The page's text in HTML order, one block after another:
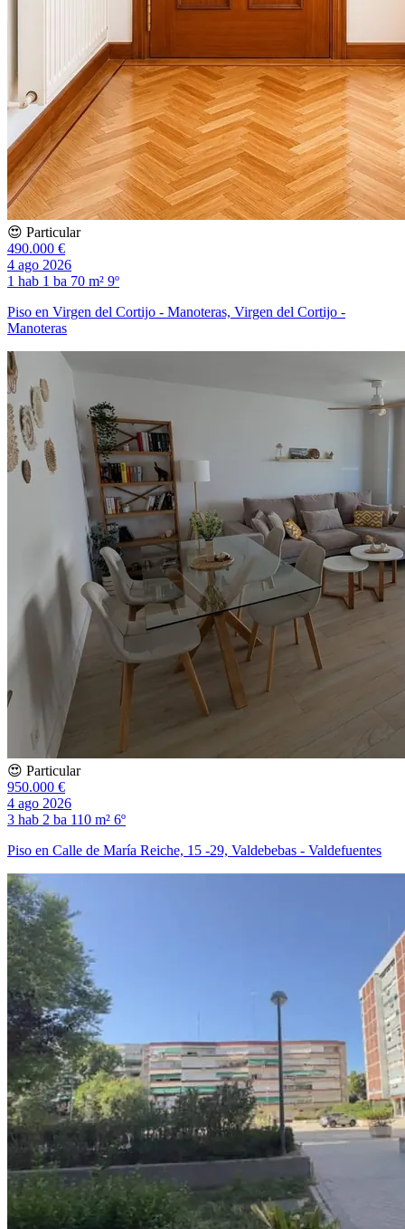
😍 Particular
490.000 €
4 ago 2026
1 hab 1 ba 70 m² 9º
Piso en Virgen del Cortijo - Manoteras, Virgen del Cortijo -
Manoteras
😍 Particular
950.000 €
4 ago 2026
3 hab 2 ba 110 m² 6º
Piso en Calle de María Reiche, 15 -29, Valdebebas - Valdefuentes